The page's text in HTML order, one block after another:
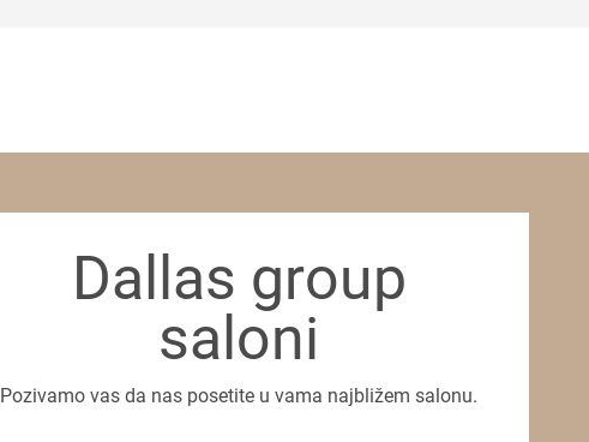
Dallas group
saloni
Pozivamo vas da nas posetite u vama najbližem salonu.